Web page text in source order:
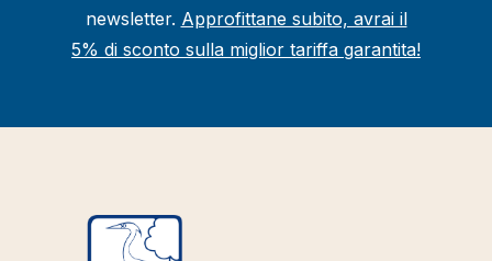
newsletter. Approfittane subito, avrai il
5% di sconto sulla miglior tariffa garantita!